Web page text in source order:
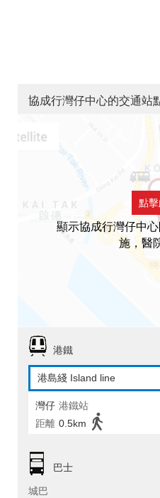
協成行灣仔中心的交通站
點
顯示協成行灣仔中
施，醫
港鐵
港島綫 Island line
灣仔 港鐵站
距離 0.5km
巴士
城巴